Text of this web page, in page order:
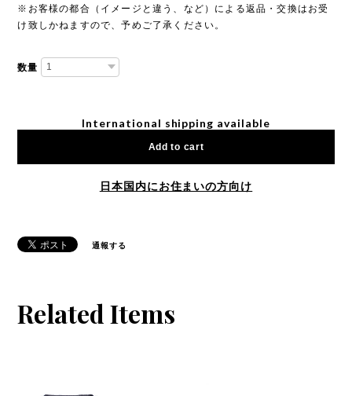
※お客様の都合（イメージと違う、など）による返品・交換はお受
け致しかねますので、予めご了承ください。
数量
International shipping available
Add to cart
日本国内にお住まいの方向け
通報する
Related Items